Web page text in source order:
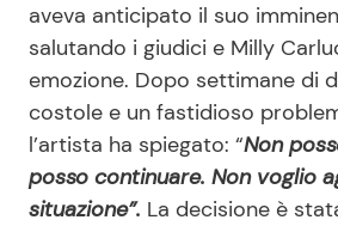
aveva anticipato il suo
salutando i giudici e Milly
emozione. Dopo settimane di
costole e un fastidioso
l’artista ha spiegato: “Non
posso continuare. Non voglio
situazione”. La decisione è